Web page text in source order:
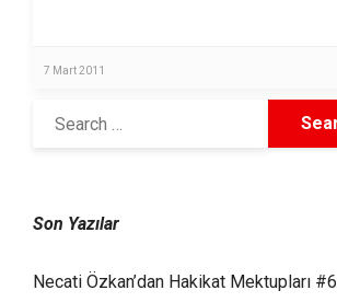
7 Mart 2011
Son Yazılar
Necati Özkan’dan Hakikat Mektupları #6